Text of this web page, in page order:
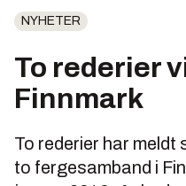
NYHETER
To rederier
Finnmark
To rederier har meldt
to fergesamband i